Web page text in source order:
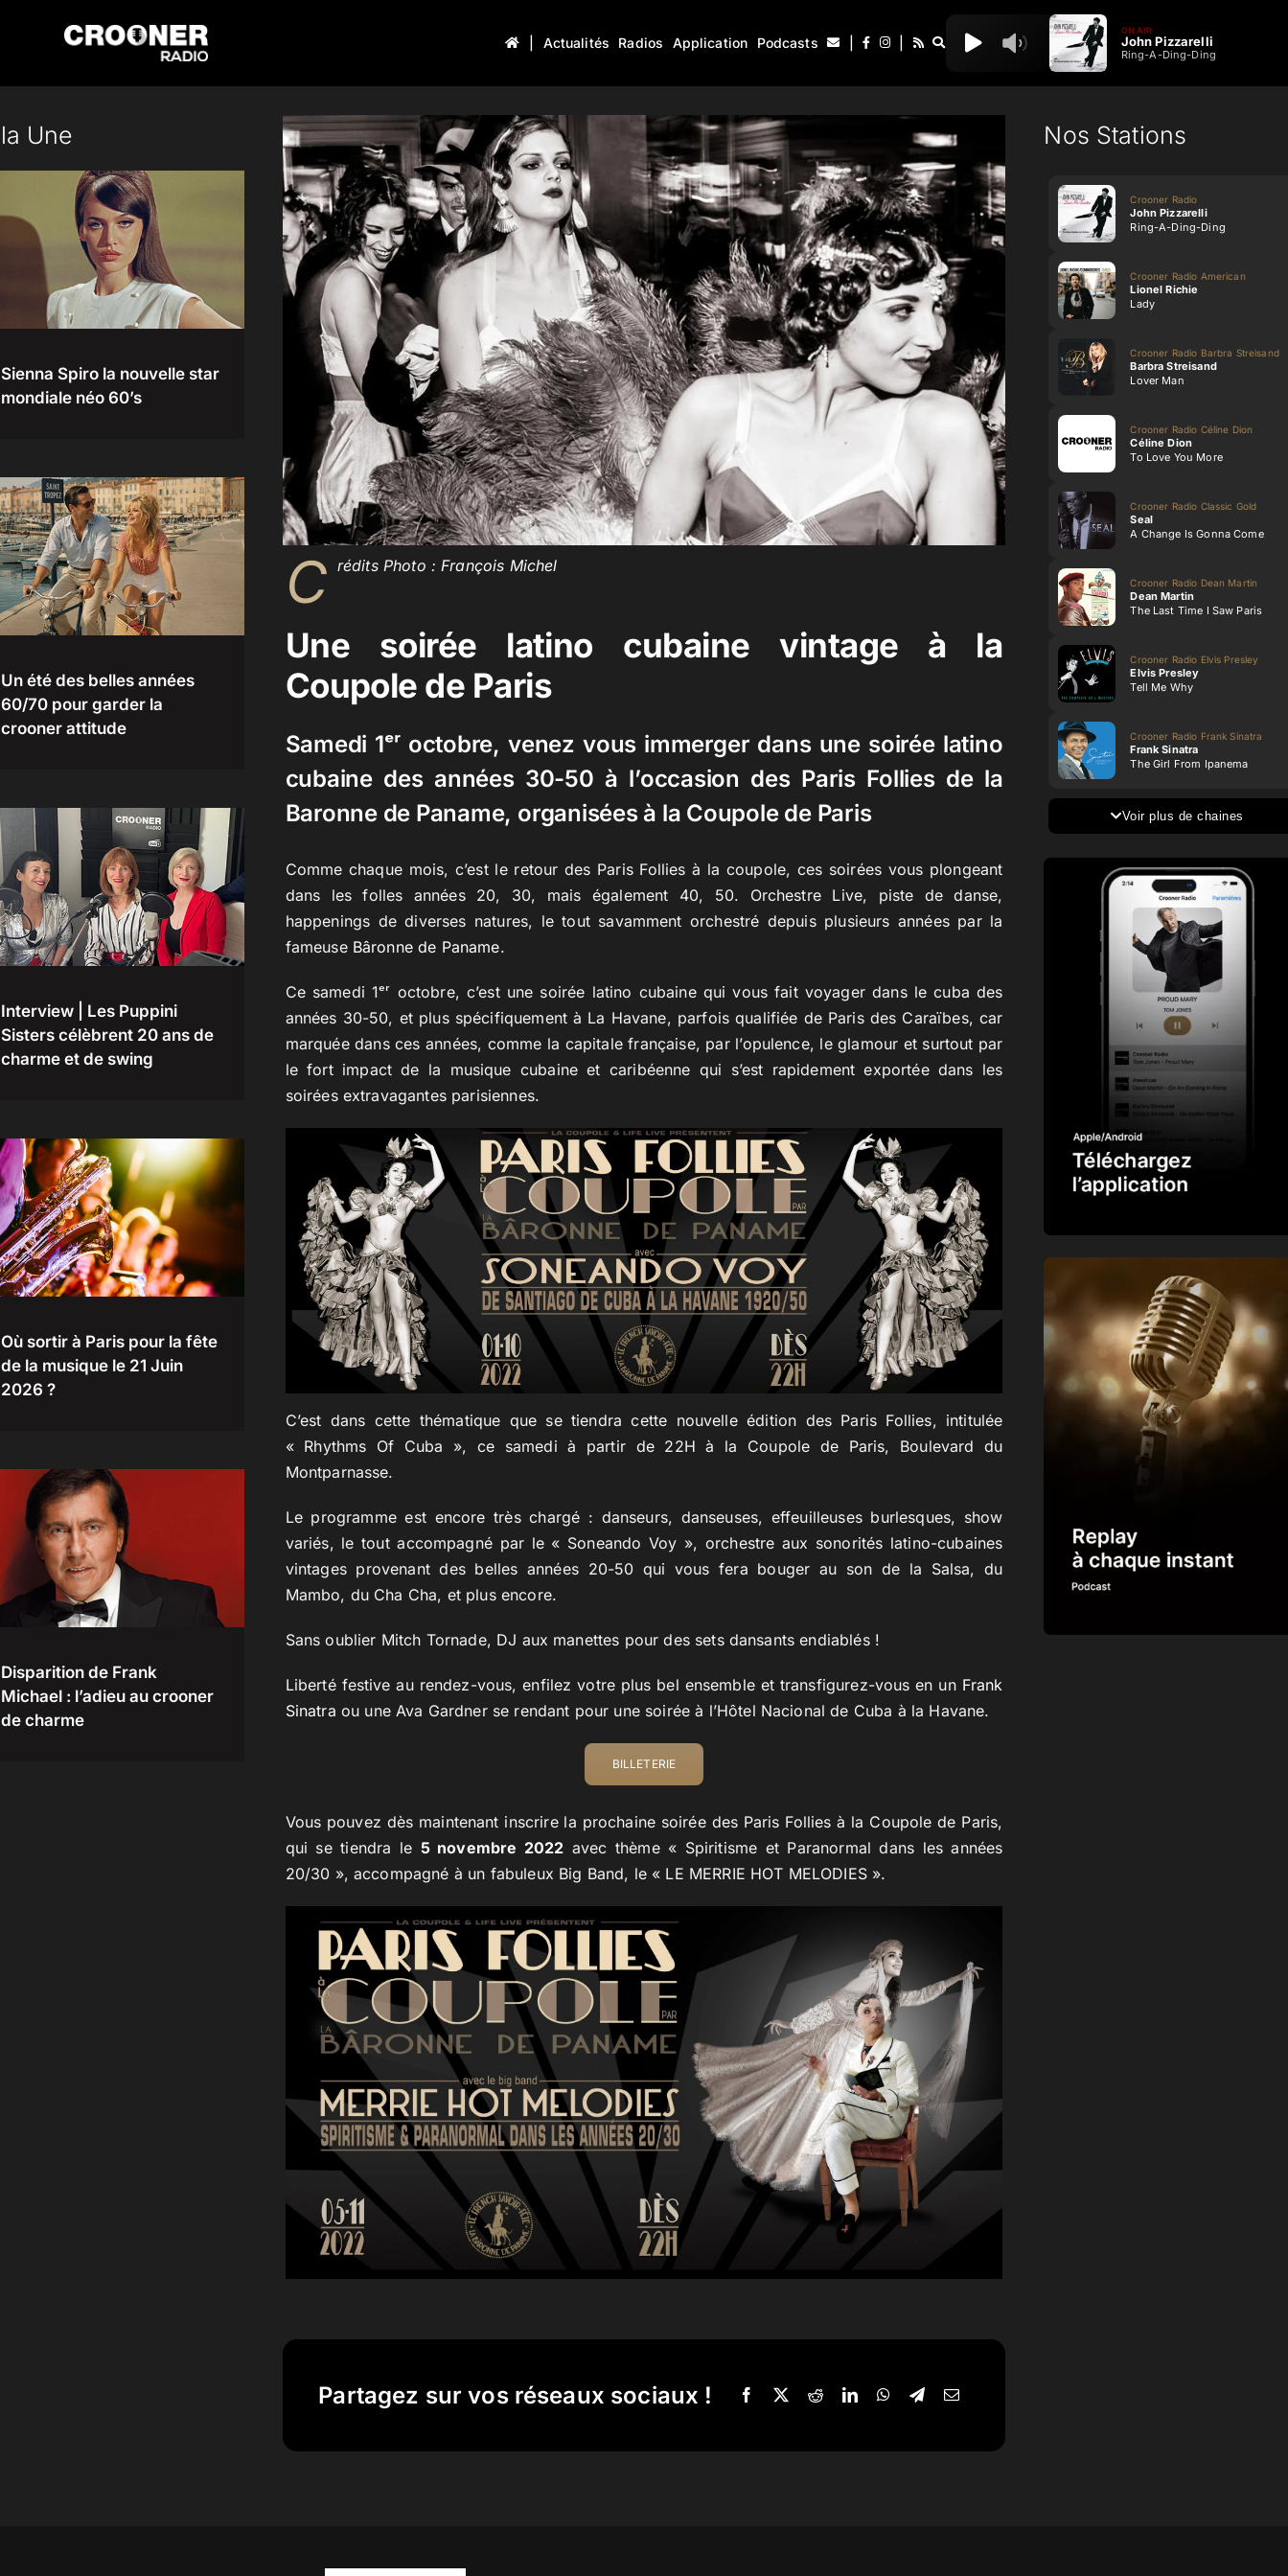
Actualités Radios Application Podcasts
ON AIR
John Pizzarelli
Ring-A-Ding-Ding
Une
Sienna Spiro la nouvelle star
mondiale néo 60’s
Un été des belles années
60/70 pour garder la
crooner attitude
Interview | Les Puppini
Sisters célèbrent 20 ans de
charme et de swing
Où sortir à Paris pour la fête
de la musique le 21 Juin
2026 ?
Disparition de Frank
Michael : l’adieu au crooner
de charme
C rédits Photo : François Michel
Une soirée latino cubaine vintage à la
Coupole de Paris
Samedi 1ᵉʳ octobre, venez vous immerger dans une soirée latino
cubaine des années 30-50 à l’occasion des Paris Follies de la
Baronne de Paname, organisées à la Coupole de Paris
Comme chaque mois, c’est le retour des Paris Follies à la coupole, ces soirées vous plongeant
dans les folles années 20, 30, mais également 40, 50. Orchestre Live, piste de danse,
happenings de diverses natures, le tout savamment orchestré depuis plusieurs années par la
fameuse Bâronne de Paname.
Ce samedi 1ᵉʳ octobre, c’est une soirée latino cubaine qui vous fait voyager dans le cuba des
années 30-50, et plus spécifiquement à La Havane, parfois qualifiée de Paris des Caraïbes, car
marquée dans ces années, comme la capitale française, par l’opulence, le glamour et surtout par
le fort impact de la musique cubaine et caribéenne qui s’est rapidement exportée dans les
soirées extravagantes parisiennes.
C’est dans cette thématique que se tiendra cette nouvelle édition des Paris Follies, intitulée
« Rhythms Of Cuba », ce samedi à partir de 22H à la Coupole de Paris, Boulevard du
Montparnasse.
Le programme est encore très chargé : danseurs, danseuses, effeuilleuses burlesques, show
variés, le tout accompagné par le « Soneando Voy », orchestre aux sonorités latino-cubaines
vintages provenant des belles années 20-50 qui vous fera bouger au son de la Salsa, du
Mambo, du Cha Cha, et plus encore.
Sans oublier Mitch Tornade, DJ aux manettes pour des sets dansants endiablés !
Liberté festive au rendez-vous, enfilez votre plus bel ensemble et transfigurez-vous en un Frank
Sinatra ou une Ava Gardner se rendant pour une soirée à l’Hôtel Nacional de Cuba à la Havane.
BILLETERIE
Vous pouvez dès maintenant inscrire la prochaine soirée des Paris Follies à la Coupole de Paris,
qui se tiendra le 5 novembre 2022 avec thème « Spiritisme et Paranormal dans les années
20/30 », accompagné à un fabuleux Big Band, le « LE MERRIE HOT MELODIES ».
Partagez sur vos réseaux sociaux !
Nos Stations
Crooner Radio
John Pizzarelli
Ring-A-Ding-Ding
Crooner Radio American
Lionel Richie
Lady
Crooner Radio Barbra Streisand
Barbra Streisand
Lover Man
Crooner Radio Céline Dion
Céline Dion
To Love You More
Crooner Radio Classic Gold
Seal
A Change Is Gonna Come
Crooner Radio Dean Martin
Dean Martin
The Last Time I Saw Paris
Crooner Radio Elvis Presley
Elvis Presley
Tell Me Why
Crooner Radio Frank Sinatra
Frank Sinatra
The Girl From Ipanema
Voir plus de chaines